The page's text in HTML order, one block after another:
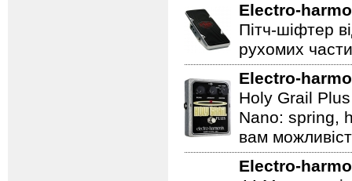
Electro-
Пітч-шіфтер
рухомих
Electro-
Holy Grail Plus
Nano: spring,
вам
Electro-